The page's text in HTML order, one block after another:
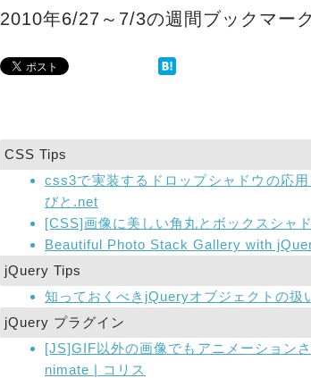
2010年6/27～7/3の週間ブックマーク
CSS Tips
css3で実装するドロップシャドウの応
びと.net
[CSS]画像に美しい角丸とボックスシャ
Beautiful Photo Stack Gallery with
jQuery Tips
知っておくべきjQueryオブジェクトの扱
jQuery プラグイン
[JS]GIF以外の画像でもアニメーション
nimate | コリス